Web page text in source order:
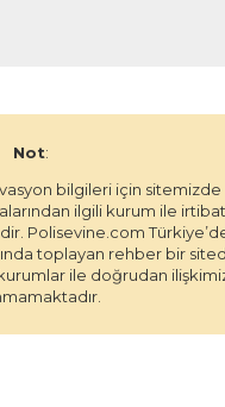
Not:
bilgileri için sitemizde
ilgili kurum ile
Polisevine.com
toplayan rehber bir
ile doğrudan